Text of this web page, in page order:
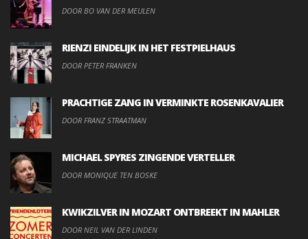
DOOR BO VAN DER MEULEN
RIENZI EINDELIJK IN HET FESTPIELHAUS
DOOR PETER FRANKEN
PRACHTIGE ZANG IN VERMINKTE ROSENKAVALIER
DOOR FRANZ STRAATMAN
MICHAEL SPYRES ZINGENDE VERTELLER
DOOR MONIQUE TEN BOSKE
KWIKZILVER IN MOZART ONTBREEKT IN MAHLER
DOOR NEIL VAN DER LINDEN